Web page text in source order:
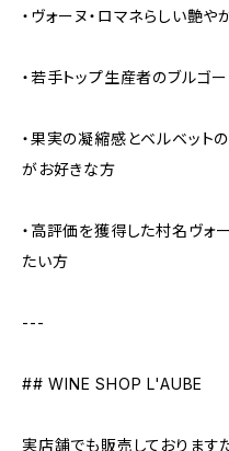
・ヴォーヌ・ロマネらしい艶
・若手トップ生産者のブルゴ
・果実の凝縮感とベルベット
がお好きな方
・高評価を獲得した村名ヴォ
たい方
---
## WINE SHOP L'AUBE
実店舗でも販売しております